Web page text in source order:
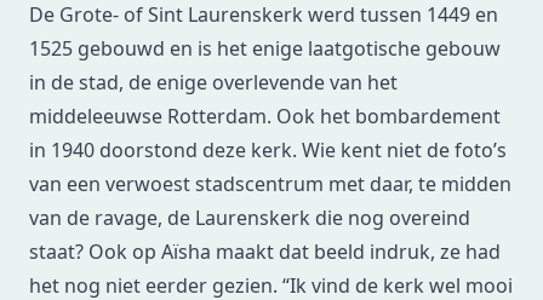
De Grote- of Sint Laurenskerk werd tussen 1449 en
1525 gebouwd en is het enige laatgotische gebouw
in de stad, de enige overlevende van het
middeleeuwse Rotterdam. Ook het bombardement
in 1940 doorstond deze kerk. Wie kent niet de foto’s
van een verwoest stadscentrum met daar, te midden
van de ravage, de Laurenskerk die nog overeind
staat? Ook op Aïsha maakt dat beeld indruk, ze had
het nog niet eerder gezien. “Ik vind de kerk wel mooi